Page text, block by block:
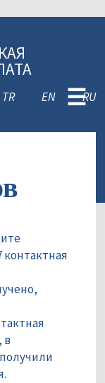
TR EN RU
☰
в